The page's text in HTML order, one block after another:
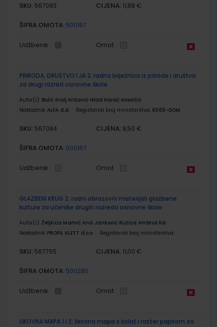
SKU: 567083 CIJENA: 11,88 €
ŠIFRA OMOTA: 500167
Udžbenik Omot
PRIRODA, DRUŠTVO I JA 2; radna bilježnica iz prirode i društva
za drugi razred osnovne škole
Autor(i): Bulić Kralj Križanić Hlad Kovač Kosorčić
Nakladnik: ALFA d.d. Registarski broj ministarstva: 6565-DOM
SKU: 567084 CIJENA: 9,50 €
ŠIFRA OMOTA: 500167
Udžbenik Omot
GLAZBENI KRUG 2; radni obrazovni materijali glazbene
kulture za učenike drugih razreda osnovne škole
Autor(i): Željkica Mamić Ana Janković Ružica Ambruš Kiš
Nakladnik: PROFIL KLETT d.o.o. Registarski broj ministarstva:
SKU: 567755 CIJENA: 11,00 €
ŠIFRA OMOTA: 500285
Udžbenik Omot
LIKOVNA MAPA 1 i 2; likovna mapa s kolaž i raster papirom za